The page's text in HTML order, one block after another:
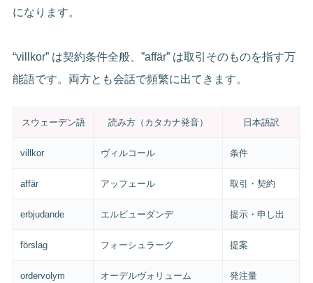
になります。
“villkor” は契約条件全般、”affär” は取引そのものを指す万
能語です。両方とも会話で頻繁に出てきます。
スウェーデン語 読み方（カタカナ発音） 日本語訳
villkor ヴィルコール 条件
affär アッフェール 取引・契約
erbjudande エルビューダンデ 提示・申し出
förslag フォーシュラーグ 提案
ordervolym オーデルヴォリューム 発注量